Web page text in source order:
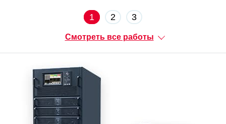
1 2 3
Смотреть все работы